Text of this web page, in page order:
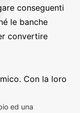
conseguenti
le banche
convertire
Con la loro
ed una